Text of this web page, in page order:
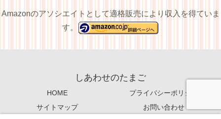
Amazonのアソシエイトとして適格販売により収入を得ていま
す。
しあわせのたまご
HOME
プライバシーポリシー
サイトマップ
お問い合わせ